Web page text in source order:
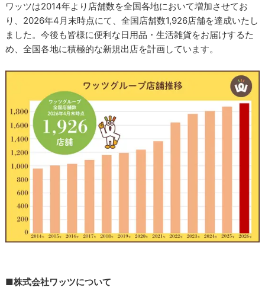
ワッツは2014年より店舗数を全国各地において増加させてお
り、2026年4月末時点にて、全国店舗数1,926店舗を達成いたし
ました。今後も皆様に便利な日用品・生活雑貨をお届けするた
め、全国各地に積極的な新規出店を計画しています。
■株式会社ワッツについて